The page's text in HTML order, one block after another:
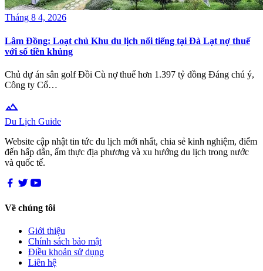
Tháng 8 4, 2026
Lâm Đồng: Loạt chủ Khu du lịch nổi tiếng tại Đà Lạt nợ thuế
với số tiền khủng
Chủ dự án sân golf Đồi Cù nợ thuế hơn 1.397 tỷ đồng Đáng chú ý,
Công ty Cổ…
terrain
Du Lịch Guide
Website cập nhật tin tức du lịch mới nhất, chia sẻ kinh nghiệm, điểm
đến hấp dẫn, ẩm thực địa phương và xu hướng du lịch trong nước
và quốc tế.
Về chúng tôi
Giới thiệu
Chính sách bảo mật
Điều khoản sử dụng
Liên hệ